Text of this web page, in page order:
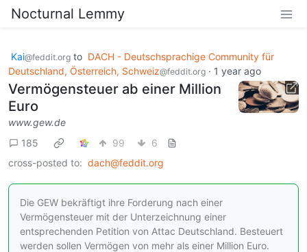
Nocturnal Lemmy
Kai@feddit.org to DACH - Deutschsprachige Community für
Deutschland, Österreich, Schweiz@feddit.org · 1 year ago
Vermögensteuer ab einer Million
Euro
www.gew.de
185
99
6
cross-posted to: dach@feddit.org
Die GEW bekräftigt ihre Forderung nach einer
Vermögensteuer mit der Unterzeichnung einer
entsprechenden Petition von Attac Deutschland. Besteuert
werden sollen Vermögen von mehr als einer Million Euro.